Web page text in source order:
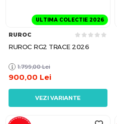
ULTIMA COLECTIE 2026
RUROC
RUROC RG2 TRACE 2026
1.799,00 Lei
900,00 Lei
VEZI VARIANTE